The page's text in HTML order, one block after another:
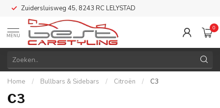
Zuidersluisweg 45, 8243 RC LELYSTAD
MENU
0
Home / Bullbars & Sidebars / Citroën / C3
C3